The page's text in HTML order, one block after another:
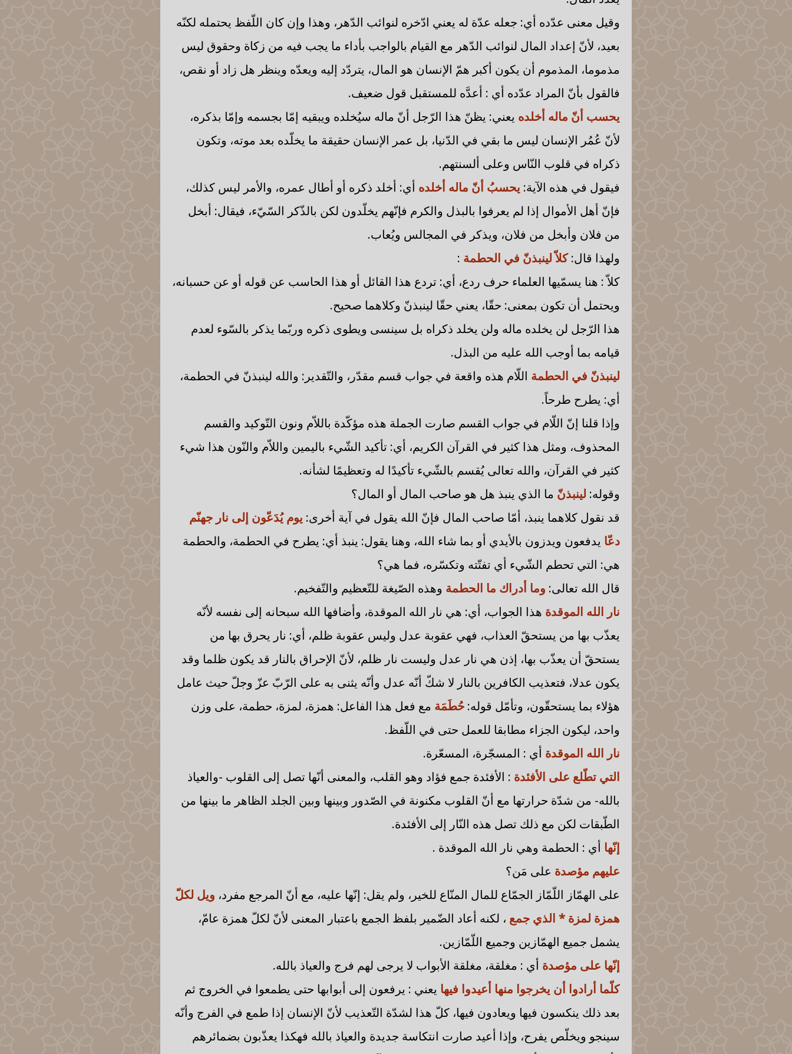
وقيل معنى عدّده أي: جعله عدّة له يعني ادّخره لنوائب الدّهر، وهذا وإن كان اللّفظ يحتمله لكنّه
بعيد، لأنّ إعداد المال لنوائب الدّهر مع القيام بالواجب بأداء ما يجب فيه من زكاة وحقوق ليس
مذموما، المذموم أن يكون أكبر همّ الإنسان هو المال، يتردّد إليه ويعدّه وينظر هل زاد أو نقص،
فالقول بأنّ المراد عدّده أي : أعدَّه للمستقبل قول ضعيف.
يحسب أنّ ماله أخلده يعني: يظنّ هذا الرّجل أنّ ماله سيُخلده ويبقيه إمّا بجسمه وإمّا بذكره،
لأنّ عُمُر الإنسان ليس ما بقي في الدّنيا، بل عمر الإنسان حقيقة ما يخلّده بعد موته، وتكون
ذكراه في قلوب النّاس وعلى ألسنتهم.
فيقول في هذه الآية: يحسبُ أنّ ماله أخلده أي: أخلد ذكره أو أطال عمره، والأمر ليس كذلك،
فإنّ أهل الأموال إذا لم يعرفوا بالبذل والكرم فإنّهم يخلّدون لكن بالذّكر السّيّء، فيقال: أبخل
من فلان وأبخل من فلان، ويذكر في المجالس ويُعاب.
ولهذا قال:كلاّ لينبذنّ في الحطمة :
كلاّ : هنا يسمّيها العلماء حرف ردع، أي: تردع هذا القائل أو هذا الحاسب عن قوله أو عن حسبانه،
ويحتمل أن تكون بمعنى: حقّا، يعني حقّا لينبذنّ وكلاهما صحيح.
هذا الرّجل لن يخلده ماله ولن يخلد ذكراه بل سينسى ويطوى ذكره وربّما يذكر بالسّوء لعدم
قيامه بما أوجب الله عليه من البذل.
لينبذنّ في الحطمة اللّام هذه واقعة في جواب قسم مقدّر، والتّقدير: والله لينبذنّ في الحطمة،
أي: يطرح طرحاً.
وإذا قلنا إنّ اللّام في جواب القسم صارت الجملة هذه مؤكّدة باللاّم ونون التّوكيد والقسم
المحذوف، ومثل هذا كثير في القرآن الكريم، أي: تأكيد الشّيء باليمين واللاّم والنّون هذا شيء
كثير في القرآن، والله تعالى يُقسم بالشّيء تأكيدًا له وتعظيمًا لشأنه.
وقوله: لينبذنّ ما الذي ينبذ هل هو صاحب المال أو المال؟
قد نقول كلاهما ينبذ، أمّا صاحب المال فإنّ الله يقول في آية أخرى: يوم يُدَعّون إلى نار جهنّم
دعّا يدفعون ويدزون بالأيدي أو بما شاء الله، وهنا يقول: ينبذ أي: يطرح في الحطمة، والحطمة
هي: التي تحطم الشّيء أي تفتّته وتكسّره، فما هي؟
قال الله تعالى: وما أدراك ما الحطمة وهذه الصّيغة للتّعظيم والتّفخيم.
نار الله الموقدة هذا الجواب، أي: هي نار الله الموقدة، وأضافها الله سبحانه إلى نفسه لأنّه
يعذّب بها من يستحقّ العذاب، فهي عقوبة عدل وليس عقوبة ظلم، أي: نار يحرق بها من
يستحقّ أن يعذّب بها، إذن هي نار عدل وليست نار ظلم، لأنّ الإحراق بالنار قد يكون ظلما وقد
يكون عدلا، فتعذيب الكافرين بالنار لا شكّ أنّه عدل وأنّه يثنى به على الرّبّ عزّ وجلّ حيث عامل
هؤلاء بما يستحقّون، وتأمّل قوله: حُطَمَة مع فعل هذا الفاعل: همزة، لمزة، حطمة، على وزن
واحد، ليكون الجزاء مطابقا للعمل حتى في اللّفظ.
نار الله الموقدة أي : المسجّرة، المسعّرة.
التي تطّلع على الأفئدة : الأفئدة جمع فؤاد وهو القلب، والمعنى أنّها تصل إلى القلوب -والعياذ
بالله- من شدّة حرارتها مع أنّ القلوب مكنونة في الصّدور وبينها وبين الجلد الظاهر ما بينها من
الطّبقات لكن مع ذلك تصل هذه النّار إلى الأفئدة.
إنّها أي : الحطمة وهي نار الله الموقدة .
عليهم مؤصدة على مَن؟
على الهمّاز اللّمّاز الجمّاع للمال المنّاع للخير، ولم يقل: إنّها عليه، مع أنّ المرجع مفرد، ويل لكلّ
همزة لمزة * الذي جمع ، لكنه أعاد الضّمير بلفظ الجمع باعتبار المعنى لأنّ لكلّ همزة عامّ،
يشمل جميع الهمّازين وجميع اللّمّازين.
إنّها على مؤصدة أي : مغلقة، مغلقة الأبواب لا يرجى لهم فرج والعياذ بالله.
كلّما أرادوا أن يخرجوا منها أعيدوا فيها يعني : يرفعون إلى أبوابها حتى يطمعوا في الخروج ثم
بعد ذلك ينكسون فيها ويعادون فيها، كلّ هذا لشدّة التّعذيب لأنّ الإنسان إذا طمع في الفرج وأنّه
سينجو ويخلّص يفرح، وإذا أعيد صارت انتكاسة جديدة والعياذ بالله فهكذا يعذّبون بضمائرهم